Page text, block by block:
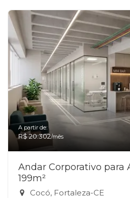
A partir de:
R$ 20.302/mês
Andar Corporativo para
199m²
Cocó, Fortaleza-CE